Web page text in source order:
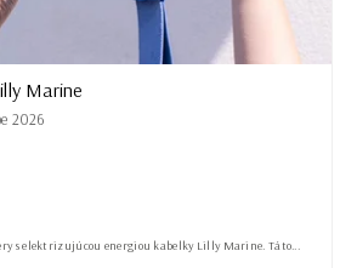
Marine
2026
s elektrizujúcou energiou kabelky Lilly Marine. Táto...